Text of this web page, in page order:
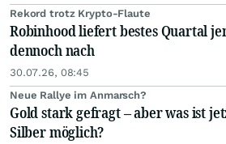
Rekord trotz Krypto-Flaute
Robinhood liefert bestes Quartal
dennoch nach
30.07.26, 08:45
Neue Rallye im Anmarsch?
Gold stark gefragt – aber was ist
Silber möglich?